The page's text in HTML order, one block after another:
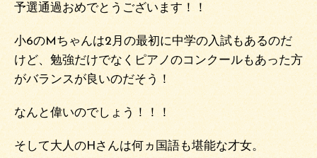
予選通過おめでとうございます！！
小6のMちゃんは2月の最初に中学の入試もあるのだ
けど、勉強だけでなくピアノのコンクールもあった方
がバランスが良いのだそう！
なんと偉いのでしょう！！！
そして大人のHさんは何ヵ国語も堪能な才女。